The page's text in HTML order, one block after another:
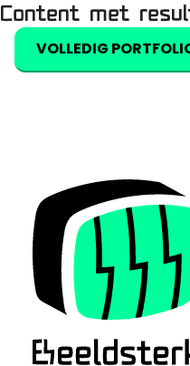
Content met
VOLLEDIG